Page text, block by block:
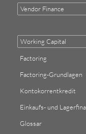
Vendor Finance
Working Capital
Factoring
Factoring-Grundlagen
Kontokorrentkredit
Einkaufs- und
Glossar